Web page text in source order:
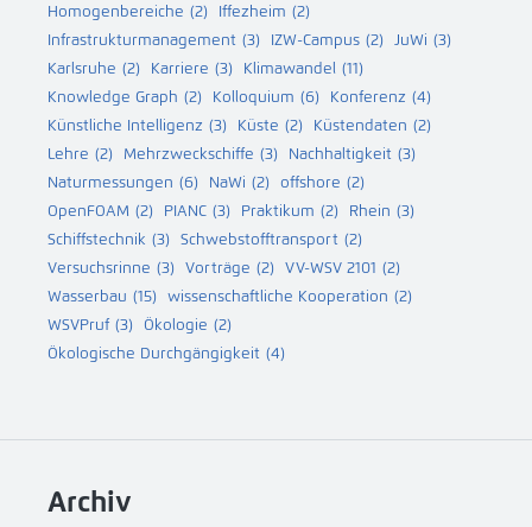
Homogenbereiche (2) Iffezheim (2)
Infrastrukturmanagement (3) IZW-Campus (2) JuWi (3)
Karlsruhe (2) Karriere (3) Klimawandel (11)
Knowledge Graph (2) Kolloquium (6) Konferenz (4)
Künstliche Intelligenz (3) Küste (2) Küstendaten (2)
Lehre (2) Mehrzweckschiffe (3) Nachhaltigkeit (3)
Naturmessungen (6) NaWi (2) offshore (2)
OpenFOAM (2) PIANC (3) Praktikum (2) Rhein (3)
Schiffstechnik (3) Schwebstofftransport (2)
Versuchsrinne (3) Vorträge (2) VV-WSV 2101 (2)
Wasserbau (15) wissenschaftliche Kooperation (2)
WSVPruf (3) Ökologie (2)
Ökologische Durchgängigkeit (4)
Archiv